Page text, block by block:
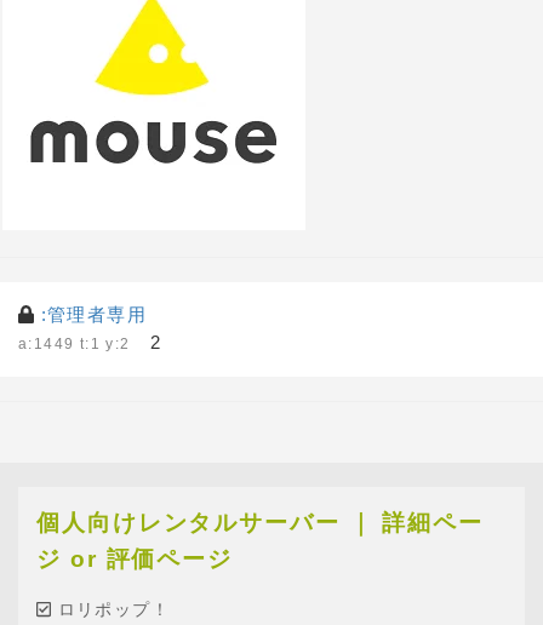
:管理者専用
a:1449 t:1 y:2 2
個人向けレンタルサーバー ｜ 詳細ペー
ジ or 評価ページ
ロリポップ！